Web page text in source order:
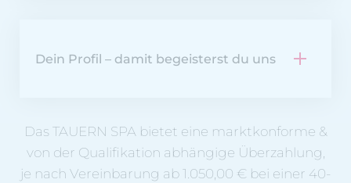
Dein Profil – damit begeisterst du uns
Das TAUERN SPA bietet eine marktkonforme &
von der Qualifikation abhängige Überzahlung,
je nach Vereinbarung ab 1.050,00 € bei einer 40-